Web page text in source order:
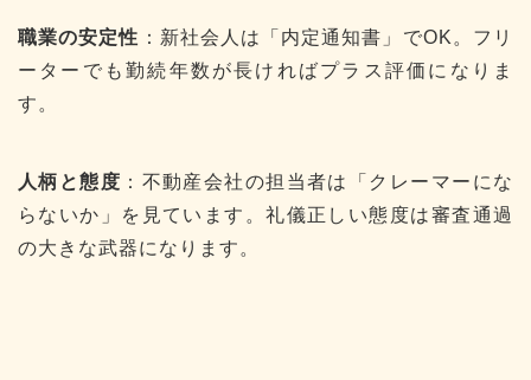
職業の安定性 ：新社会人は「内定通知書」でOK。フリ
ーターでも勤続年数が長ければプラス評価になりま
す。
人柄と態度 ：不動産会社の担当者は「クレーマーにな
らないか」を見ています。礼儀正しい態度は審査通過
の大きな武器になります。